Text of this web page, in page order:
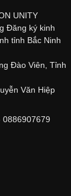
UNITY
Đăng ký kinh
tỉnh Bắc Ninh
Đào Viên, Tỉnh
Văn Hiệp